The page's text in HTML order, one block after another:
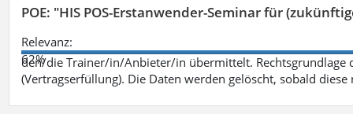
POE: "HIS POS-Erstanwender-Seminar für
Relevanz:
62%
den/die Trainer/in/Anbieter/in übermittelt. Rechtsgrundlage
(Vertragserfüllung). Die Daten werden gelöscht, sobald